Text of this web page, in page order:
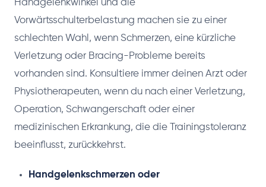
Handgelenkwinkel und die
Vorwärtsschulterbelastung machen sie zu einer
schlechten Wahl, wenn Schmerzen, eine kürzliche
Verletzung oder Bracing-Probleme bereits
vorhanden sind. Konsultiere immer deinen Arzt oder
Physiotherapeuten, wenn du nach einer Verletzung,
Operation, Schwangerschaft oder einer
medizinischen Erkrankung, die die Trainingstoleranz
beeinflusst, zurückkehrst.
Handgelenkschmerzen oder